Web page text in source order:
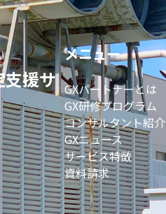
支援サ
メニュー
GXパートナーとは
GX研修プログラム
コンサルタント紹介
GXニュース
サービス特徴
資料請求